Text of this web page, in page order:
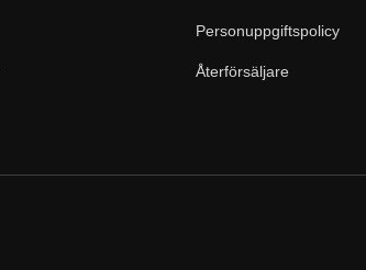
Personuppgiftspolicy
Återförsäljare